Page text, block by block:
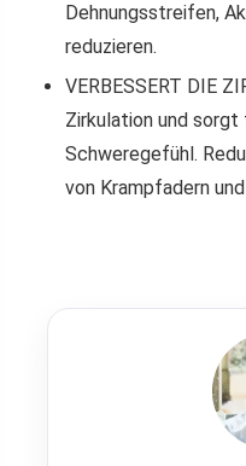
Dehnungsstreifen,
reduzieren.
VERBESSERT DIE
Zirkulation und
Schweregefühl.
von Krampfadern